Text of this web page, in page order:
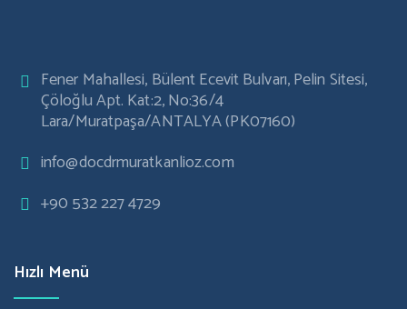
Fener Mahallesi, Bülent Ecevit Bulvarı, Pelin Sitesi,
Çöloğlu Apt. Kat:2, No:36/4
Lara/Muratpaşa/ANTALYA (PK07160)
info@docdrmuratkanlioz.com
+90 532 227 4729
Hızlı Menü